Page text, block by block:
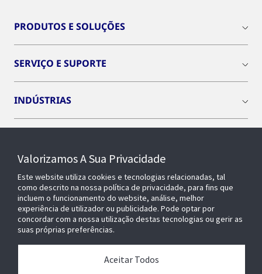
PRODUTOS E SOLUÇÕES
SERVIÇO E SUPORTE
INDÚSTRIAS
SOBRE NÓS
OPENBLUE
EDIFÍCIOS INTELIGENTES
Valorizamos A Sua Privacidade
Este website utiliza cookies e tecnologias relacionadas, tal
como descrito na nossa política de privacidade, para fins que
incluem o funcionamento do website, análise, melhor
experiência de utilizador ou publicidade. Pode optar por
concordar com a nossa utilização destas tecnologias ou gerir as
suas próprias preferências.
Aceitar Todos